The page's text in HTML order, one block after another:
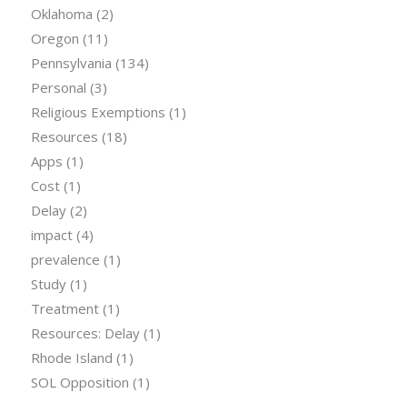
Oklahoma (2)
Oregon (11)
Pennsylvania (134)
Personal (3)
Religious Exemptions (1)
Resources (18)
Apps (1)
Cost(1)
Delay(2)
impact(4)
prevalence (1)
Study(1)
Treatment(1)
Resources: Delay(1)
Rhode Island (1)
SOL Opposition (1)